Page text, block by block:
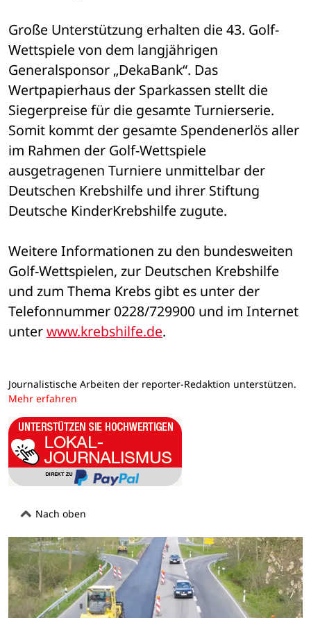
Große Unterstützung erhalten die 43. Golf-
Wettspiele von dem langjährigen
Generalsponsor „DekaBank“. Das
Wertpapierhaus der Sparkassen stellt die
Siegerpreise für die gesamte Turnierserie.
Somit kommt der gesamte Spendenerlös aller
im Rahmen der Golf-Wettspiele
ausgetragenen Turniere unmittelbar der
Deutschen Krebshilfe und ihrer Stiftung
Deutsche KinderKrebshilfe zugute.
Weitere Informationen zu den bundesweiten
Golf-Wettspielen, zur Deutschen Krebshilfe
und zum Thema Krebs gibt es unter der
Telefonnummer 0228/729900 und im Internet
unter www.krebshilfe.de.
Journalistische Arbeiten der reporter-Redaktion unterstützen.
Mehr erfahren
Nach oben